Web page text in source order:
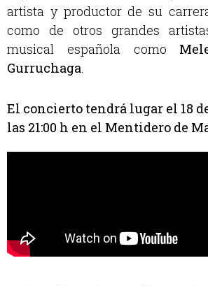
artista y productor de su
como de otros grandes
musical española como
Gurruchaga
El concierto tendrá lugar el 18
las 21:00 h en el Mentidero de